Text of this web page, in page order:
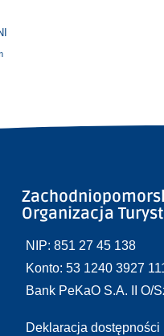
Organizacja
NIP: 851 27 45 138
Konto: 53 1240 3927
Bank PeKaO S.A. II O/
Deklaracja dostępności